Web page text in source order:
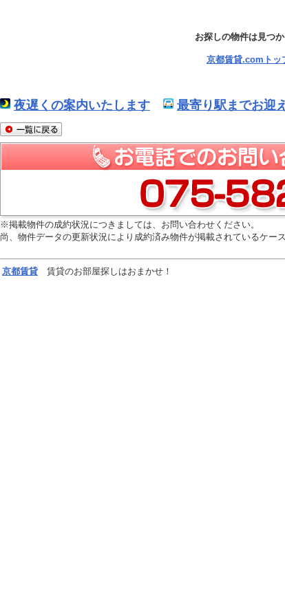
お探しの物件は見つか
京都賃貸.comトッ
夜遅くの案内いたします 最寄り駅までお迎
※掲載物件の成約状況につきましては、お問い合わせください。
尚、物件データの更新状況により成約済み物件が掲載されているケー
京都賃貸 賃貸のお部屋探しはおまかせ！